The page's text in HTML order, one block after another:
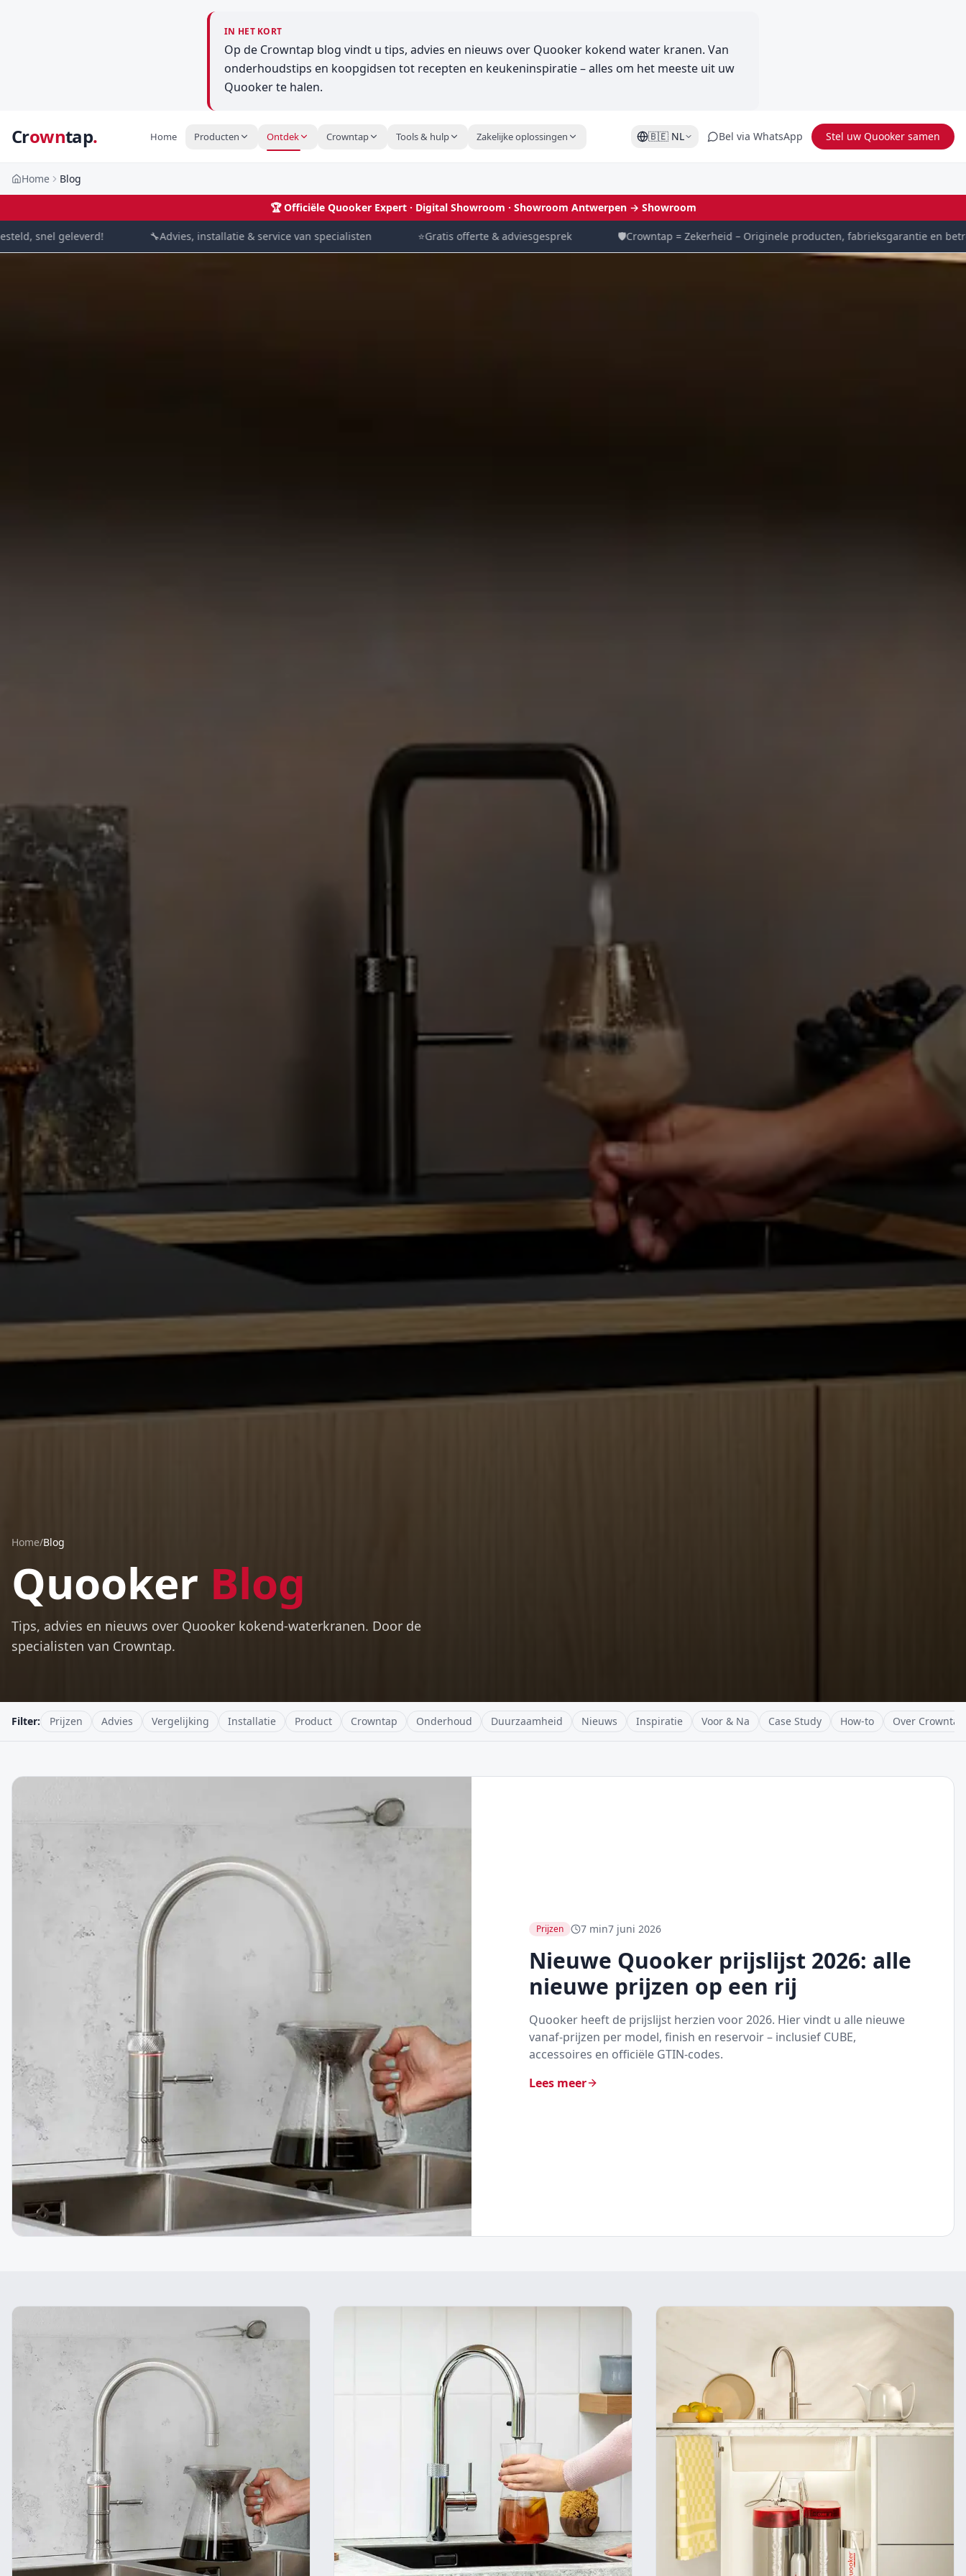
IN HET KORT
Op de Crowntap blog vindt u tips, advies en nieuws over Quooker kokend water kranen. Van
onderhoudstips en koopgidsen tot recepten en keukeninspiratie – alles om het meeste uit uw
Quooker te halen.
Crowntap. Home Producten Ontdek Crowntap Tools & hulp Zakelijke oplossingen 🇧🇪 NL Bel via WhatsApp Stel uw Quooker samen
Home Blog
🏆Officiële Quooker Expert · Digital Showroom · Showroom Antwerpen → Showroom
snel geleverd! Advies, installatie & service van specialisten Gratis offerte & adviesgesprek Crowntap = Zekerheid – Originele producten, fabrieksgarantie en
Home/Blog
Quooker Blog
Tips, advies en nieuws over Quooker kokend-waterkranen. Door de
specialisten van Crowntap.
Filter: Prijzen Advies Vergelijking Installatie Product Crowntap Onderhoud Duurzaamheid Nieuws Inspiratie Voor & Na Case Study How-to Over Crowntap
Prijzen 7 min7 juni 2026
Nieuwe Quooker prijslijst 2026: alle
nieuwe prijzen op een rij
Quooker heeft de prijslijst herzien voor 2026. Hier vindt u alle nieuwe
vanaf-prijzen per model, finish en reservoir – inclusief CUBE,
accessoires en officiële GTIN-codes.
Lees meer